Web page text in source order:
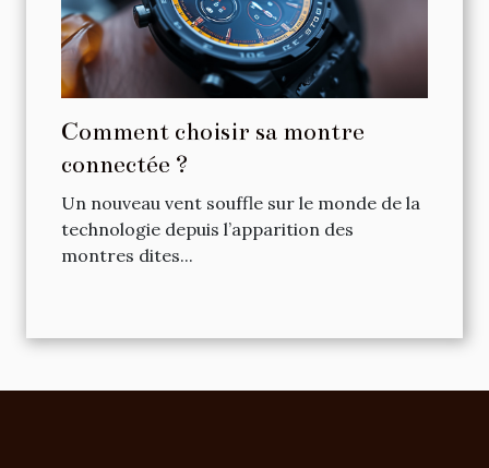
Comment choisir sa montre
connectée ?
Un nouveau vent souffle sur le monde de la
technologie depuis l’apparition des
montres dites...